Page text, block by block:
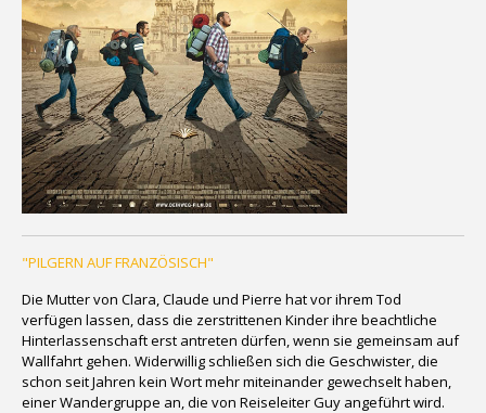
"PILGERN AUF FRANZÖSISCH"
Die Mutter von Clara, Claude und Pierre hat vor ihrem Tod
verfügen lassen, dass die zerstrittenen Kinder ihre beachtliche
Hinterlassenschaft erst antreten dürfen, wenn sie gemeinsam auf
Wallfahrt gehen. Widerwillig schließen sich die Geschwister, die
schon seit Jahren kein Wort mehr miteinander gewechselt haben,
einer Wandergruppe an, die von Reiseleiter Guy angeführt wird.